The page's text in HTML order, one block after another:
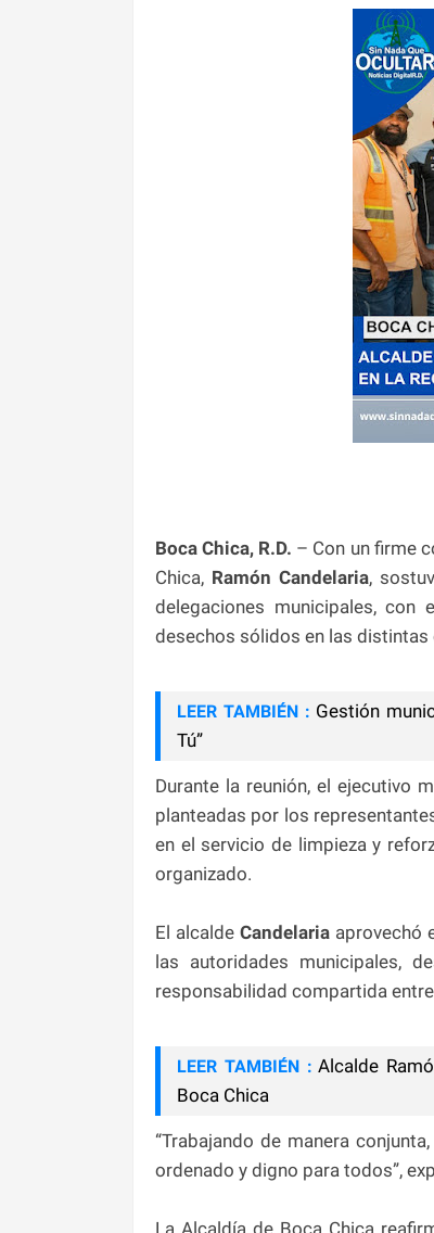
Boca Chica, R.D. – Con un firme
Chica, Ramón Candelaria,
delegaciones municipales,
desechos sólidos en las distintas
LEER TAMBIÉN : Gestión
Tú”
Durante la reunión, el ejecutivo
planteadas por los
en el servicio de limpieza y
organizado.
El alcalde Candelaria aprovechó
las autoridades municipales,
responsabilidad compartida
LEER TAMBIÉN : Alcalde
Boca Chica
“Trabajando de manera
ordenado y digno para todos”,
La Alcaldía de Boca Chica